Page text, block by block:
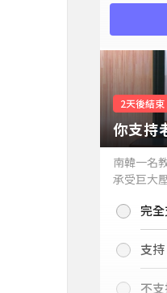
2天後結束
你支持
南韓一名
承受巨大
你支持老
完
支
不